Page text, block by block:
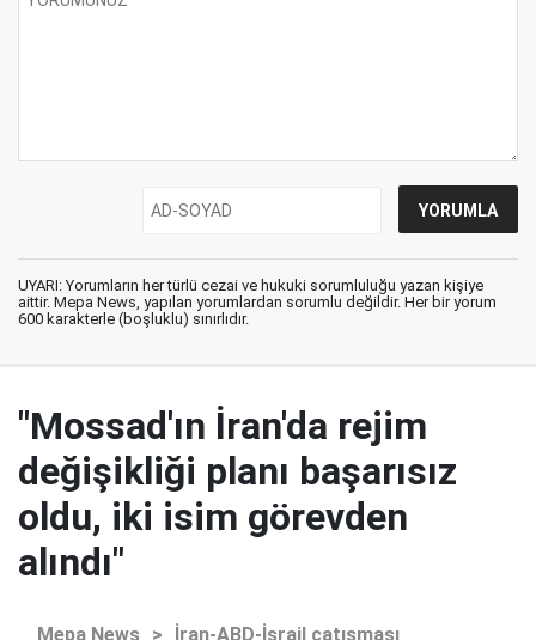
UYARI: Yorumların her türlü cezai ve hukuki sorumluluğu yazan kişiye
aittir. Mepa News, yapılan yorumlardan sorumlu değildir. Her bir yorum
600 karakterle (boşluklu) sınırlıdır.
"Mossad'ın İran'da rejim
değişikliği planı başarısız
oldu, iki isim görevden
alındı"
Mepa News > İran-ABD-İsrail çatışması